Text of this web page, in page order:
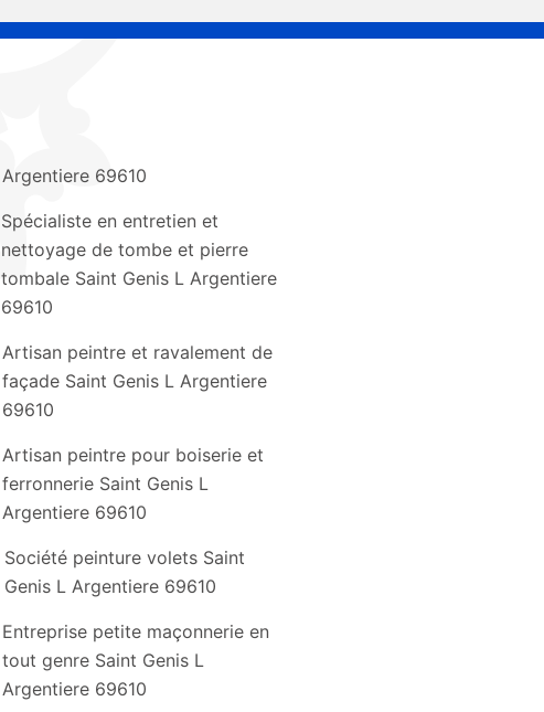
Argentiere 69610
Spécialiste en entretien et
nettoyage de tombe et pierre
tombale Saint Genis L Argentiere
69610
Artisan peintre et ravalement de
façade Saint Genis L Argentiere
69610
Artisan peintre pour boiserie et
ferronnerie Saint Genis L
Argentiere 69610
Société peinture volets Saint
Genis L Argentiere 69610
Entreprise petite maçonnerie en
tout genre Saint Genis L
Argentiere 69610